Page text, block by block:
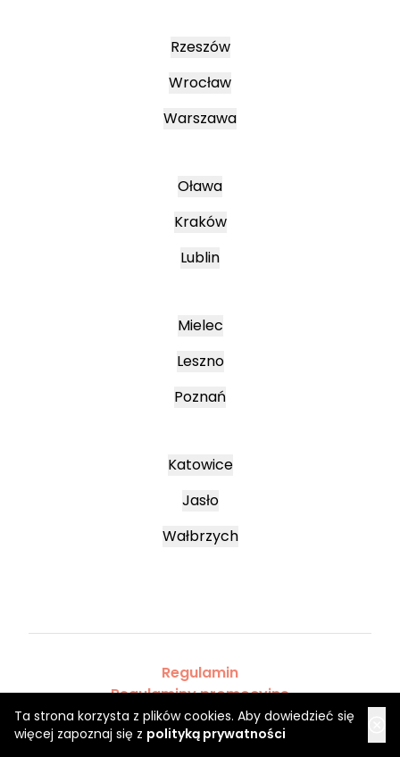
Ta strona korzysta z plików cookies. Aby dowiedzieć się
więcej zapoznaj się z polityką prywatności
Rzeszów
Wrocław
Warszawa
Oława
Kraków
Lublin
Mielec
Leszno
Poznań
Katowice
Jasło
Wałbrzych
Regulamin
Regulaminy promocyjne
Polityka prywatności